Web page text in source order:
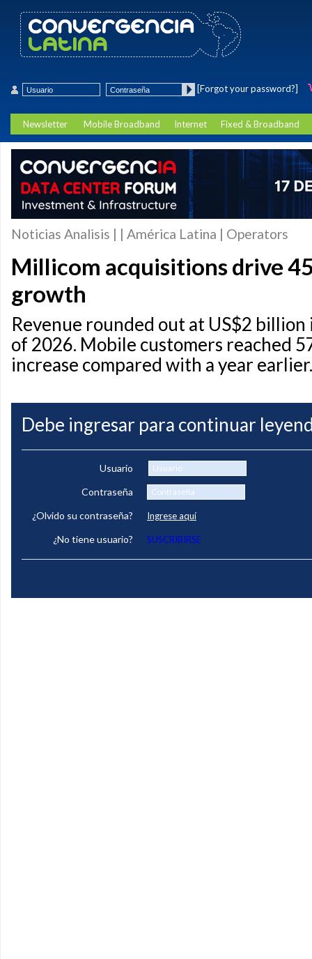
[Forgot your password?]
Newsletter Mobile Broadband Internet Fixed & Broadband
Noticias Analisis | | América Latina | Operators
Millicom acquisitions drive
growth
Revenue rounded out at US$2
of 2026. Mobile customers reached
increase compared with a year earlier.
Debe ingresar para continuar
Usuario
Contraseña
¿Olvido su contraseña?
Ingrese aquí
¿No tiene usuario? SUSCRIBIRSE